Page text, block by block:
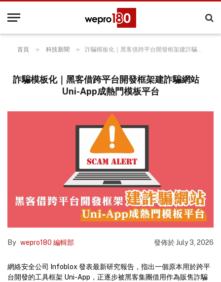
首頁 » 科技新聞 » 詐騙模板化｜黑客借跨平台開發框架建詐騙網站 Uni-App成熱門模板平台
詐騙模板化｜黑客借跨平台開發框架建詐騙網站
Uni-App成熱門模板平台
By wepro180 編輯部 發佈於July 3, 2026
網絡安全公司 Infoblox 發表最新研究報告，指出一個原本用於跨平
台開發的工具框架 Uni-App，正逐步被黑客集團借用作為販售詐騙